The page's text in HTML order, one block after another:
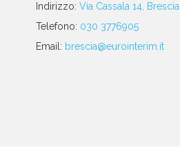
Indirizzo:Via Cassala 14,
Telefono: 030 3776905
Email: brescia@eurointerim.it